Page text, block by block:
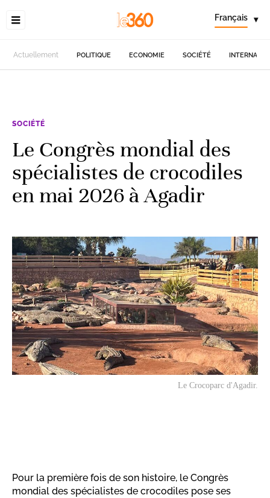
Français ▾
Actuellement POLITIQUE ECONOMIE SOCIÉTÉ
SOCIÉTÉ
Le Congrès mondial des
spécialistes de crocodiles
en mai 2026 à Agadir
Le Crocoparc d'Agadir.
Pour la première fois de son histoire, le Congrès
mondial des spécialistes de crocodiles pose ses